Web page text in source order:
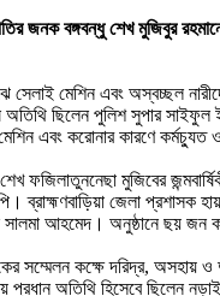
জনক বঙ্গবন্ধু শেখ মুজিবুর
সেলাই মেশিন এবং
ছিলেন পুলিশ সুপার সাইফুল
এবং করোনার কারণে
ফজিলাতুননেছা মুজিবের
জেলা প্রশাসক
আহমেদ। অনুষ্ঠানে ছয় জন
সম্মেলন কক্ষে দরিদ্র,
অতিথি হিসেবে